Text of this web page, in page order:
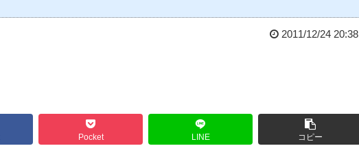
2011/12/24 20:38
Pocket LINE コピー